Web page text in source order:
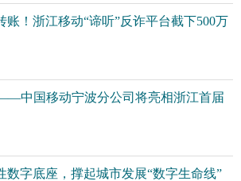
账！浙江移动“谛听”反诈平台截下500万
中国移动宁波分公司将亮相浙江首届
数字底座，撑起城市发展“数字生命线”